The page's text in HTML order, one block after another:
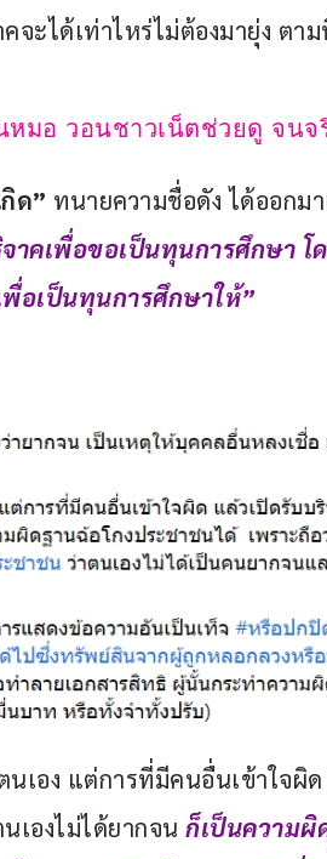
จะได้เท่าไหร่ไม่ต้องมายุ่ง ตา
หมอ วอนชาวเน็ตช่วยดู จน
ด” ทนายความชื่อดัง ได้ออกม
าคเพื่อขอเป็นทุนการศึกษา โ
พื่อเป็นทุนการศึกษาให้”
เอง แต่การที่มีคนอื่นเข้าใจผิ
เองไม่ได้ยากจน ก็เป็นความผิ